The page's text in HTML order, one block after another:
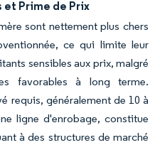
et Prime de Prix
sont nettement plus chers
ce qui limite leur
sensibles aux prix, malgré
favorables à long terme.
requis, généralement de 10 à
ligne d'enrobage, constitue
à des structures de marché